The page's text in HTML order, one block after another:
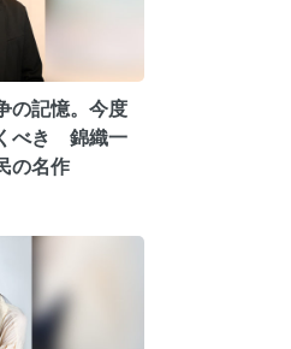
の記憶。今度
べき 錦織一
の名作